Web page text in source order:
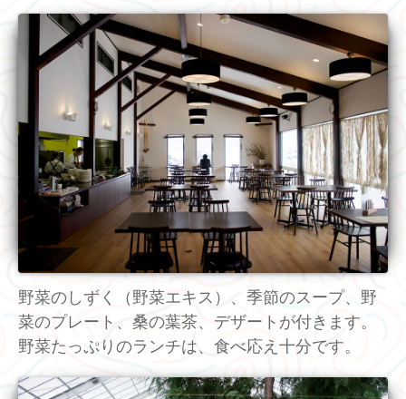
野菜のしずく（野菜エキス）、季節のスープ、野
菜のプレート、桑の葉茶、デザートが付きます。
野菜たっぷりのランチは、食べ応え十分です。